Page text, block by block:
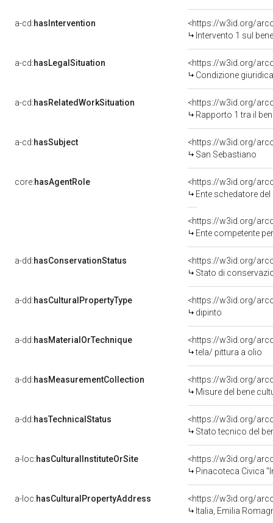
a-cd:hasIntervention
<https://w3id.org/
Intervento 1 sul
a-cd:hasLegalSituation
Condizione
a-cd:hasRelatedWorkSituation
<https://w3id.org/
Rapporto 1 tra il
a-cd:hasSubject
<https://w3id.org/
San Sebastiano
core:hasAgentRole
<https://w3id.org/
Ente schedatore del bene
<https://w3id.org/
Ente competente per
a-dd:hasConservationStatus
<https://w3id.org/
Stato di
a-dd:hasCulturalPropertyType
<https://w3id.org/
dipinto
a-dd:hasMaterialOrTechnique
<https://w3id.org/
tela/ pittura a olio
a-dd:hasMeasurementCollection
<https://w3id.org/
Misure del bene
a-dd:hasTechnicalStatus
<https://w3id.org/
Stato tecnico del
a-loc:hasCulturalInstituteOrSite
<https://w3id.org/
Pinacoteca Civica
a-loc:hasCulturalPropertyAddress
<https://w3id.org/
Italia, Emilia